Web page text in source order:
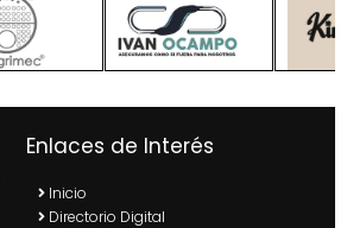
Enlaces de Interés
Inicio
Directorio Digital